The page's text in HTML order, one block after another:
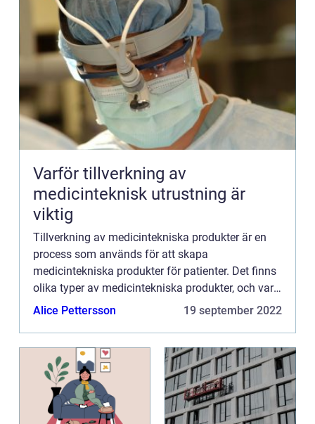
Varför tillverkning av
medicinteknisk utrustning är
viktig
Tillverkning av medicintekniska produkter är en
process som används för att skapa
medicintekniska produkter för patienter. Det finns
olika typer av medicintekniska produkter, och varje
produkt måste tillverkas på ett specifikt sätt.
Alice Pettersson 19 september 2022